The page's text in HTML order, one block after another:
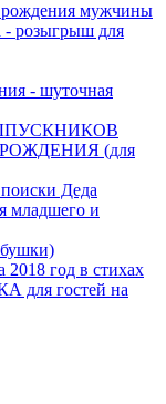
мужчины
- розыгрыш для
- шуточная
(для
Деда
младшего и
год в стихах
гостей на